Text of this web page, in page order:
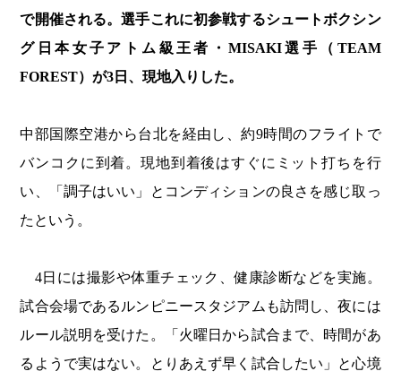
で開催される。選手これに初参戦するシュートボクシン
グ日本女子アトム級王者・MISAKI選手（TEAM
FOREST）が3日、現地入りした。
中部国際空港から台北を経由し、約9時間のフライトで
バンコクに到着。現地到着後はすぐにミット打ちを行
い、「調子はいい」とコンディションの良さを感じ取っ
たという。
4日には撮影や体重チェック、健康診断などを実施。
試合会場であるルンピニースタジアムも訪問し、夜には
ルール説明を受けた。「火曜日から試合まで、時間があ
るようで実はない。とりあえず早く試合したい」と心境